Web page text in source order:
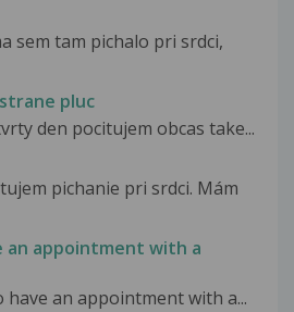
sem tam pichalo pri srdci,
pluc
den pocitujem obcas take...
pichanie pri srdci. Mám
an appointment with a
have an appointment with a...